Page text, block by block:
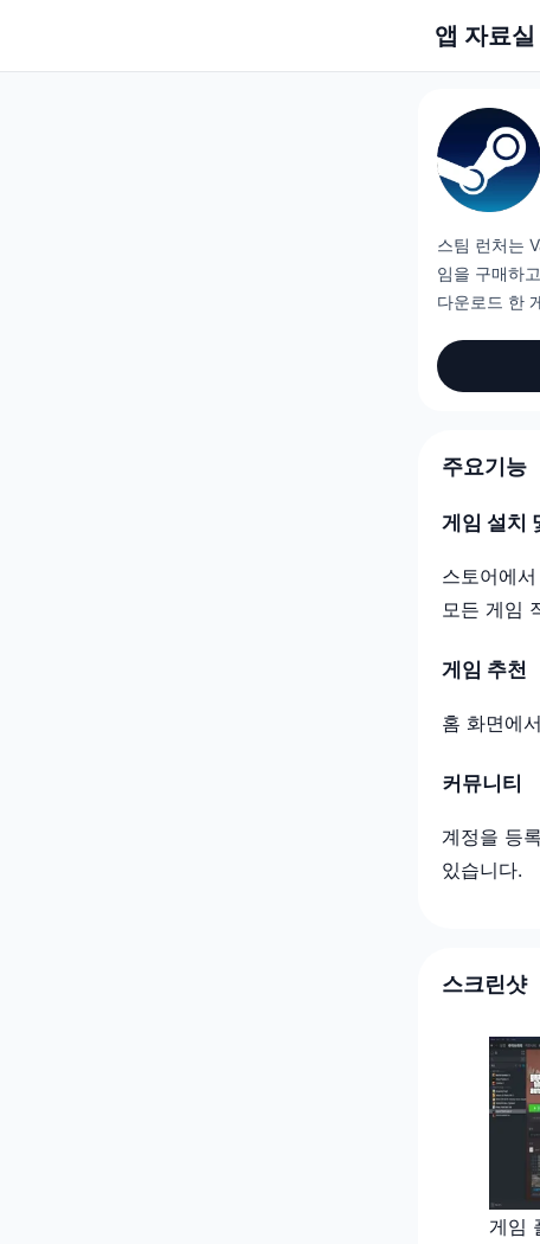
앱 자료실
스팀 런처는
임을 구매하
다운로드 한
주요기능
게임 설치
스토어에
모든 게임
게임 추천
홈 화면에
커뮤니티
계정을 등
있습니다.
스크린샷
게임